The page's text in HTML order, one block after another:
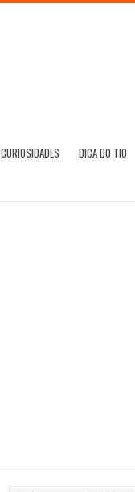
CURIOSIDADES DICA DO TIO